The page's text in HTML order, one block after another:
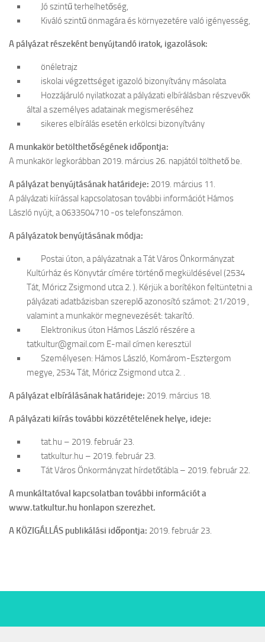
Jó szintű terhelhetőség,
Kiváló szintű önmagára és környezetére való igényesség,
A pályázat részeként benyújtandó iratok, igazolások:
önéletrajz
iskolai végzettséget igazoló bizonyítvány másolata
Hozzájáruló nyilatkozat a pályázati elbírálásban részvevők
által a személyes adatainak megismeréséhez
sikeres elbírálás esetén erkölcsi bizonyítvány
A munkakör betölthetőségének időpontja:
A munkakör legkorábban 2019. március 26. napjától tölthető be.
A pályázat benyújtásának határideje: 2019. március 11.
A pályázati kiírással kapcsolatosan további információt Hámos
László nyújt, a 0633504710 -os telefonszámon.
A pályázatok benyújtásának módja:
Postai úton, a pályázatnak a Tát Város Önkormányzat
Kultúrház és Könyvtár címére történő megküldésével (2534
Tát, Móricz Zsigmond utca 2. ). Kérjük a borítékon feltüntetni a
pályázati adatbázisban szereplő azonosító számot: 21/2019 ,
valamint a munkakör megnevezését: takarító.
Elektronikus úton Hámos László részére a
tatkultur@gmail.com E-mail címen keresztül
Személyesen: Hámos László, Komárom-Esztergom
megye, 2534 Tát, Móricz Zsigmond utca 2. .
A pályázat elbírálásának határideje: 2019. március 18.
A pályázati kiírás további közzétételének helye, ideje:
tat.hu – 2019. február 23.
tatkultur.hu – 2019. február 23.
Tát Város Önkormányzat hírdetőtábla – 2019. február 22.
A munkáltatóval kapcsolatban további információt a
www.tatkultur.hu honlapon szerezhet.
A KÖZIGÁLLÁS publikálási időpontja: 2019. február 23.